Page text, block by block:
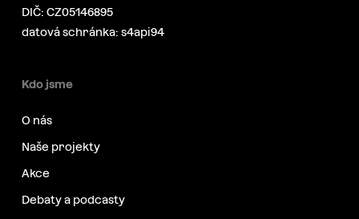
DIČ: CZ05146895
datová schránka: s4api94
Kdo jsme
O nás
Naše projekty
Akce
Debaty a podcasty